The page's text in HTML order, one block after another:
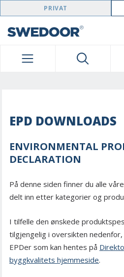
SWEDOOR NAVIGATION
PRIVAT
EPD DOWNLOADS
ENVIRONMENTAL
DECLARATION
På denne siden finner du alle
delt inn etter kategorier og
I tilfelle den ønskede
tilgjengelig i oversikten
EPDer som kan hentes på
byggkvalitets hjemmeside.